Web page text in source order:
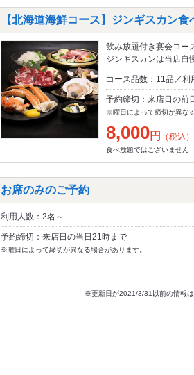
【北海道海鮮コース】ジンギスカン
飲み放題付き宴会コー
ジンギスカンは当店
コース品数：11品／利
予約締切：来店日の前
※曜日によって締切が異な
8,000円 （税込）
食べ放題ではございません
お席のみのご予約
利用人数：2名～
予約締切：来店日の当日21時まで
※曜日によって締切が異なる場合があります。
※更新日が2021/3/31以前の情報は